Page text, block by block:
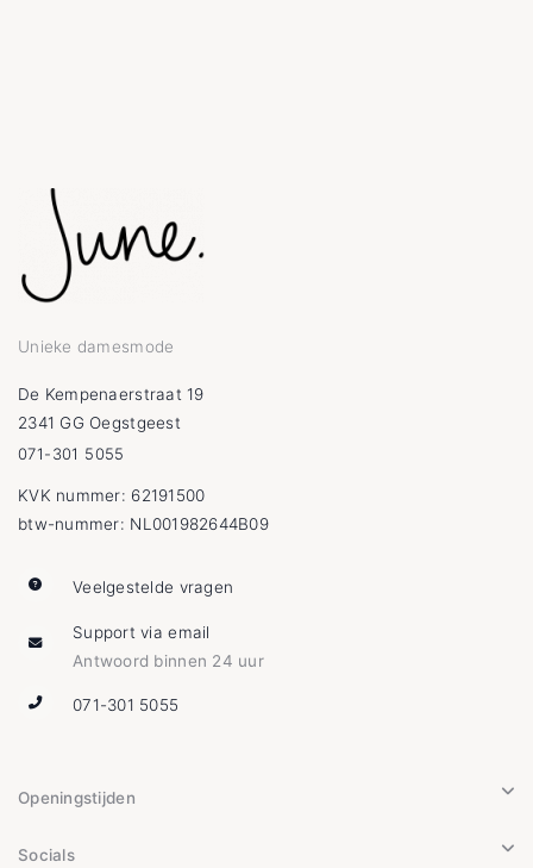
Unieke damesmode
De Kempenaerstraat 19
2341 GG Oegstgeest
071-301 5055
KVK nummer: 62191500
btw-nummer: NL001982644B09
Veelgestelde vragen
Support via email
Antwoord binnen 24 uur
071-301 5055
Openingstijden
Socials